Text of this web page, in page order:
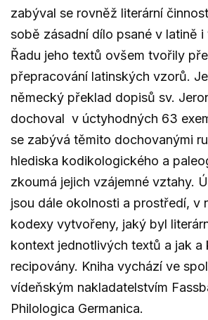
zabýval se rovněž literární
sobě zásadní dílo psané v latině i
Řadu jeho textů ovšem tvořily
přepracování latinských vzorů.
německý překlad dopisů sv.
dochoval v úctyhodných 63
se zabývá těmito dochovanými
hlediska kodikologického a
zkoumá jejich vzájemné vztahy.
jsou dále okolnosti a prostředí, v
kodexy vytvořeny, jaký byl
kontext jednotlivých textů a jak a
recipovány. Kniha vychází ve
vídeňským nakladatelstvím
Philologica Germanica.